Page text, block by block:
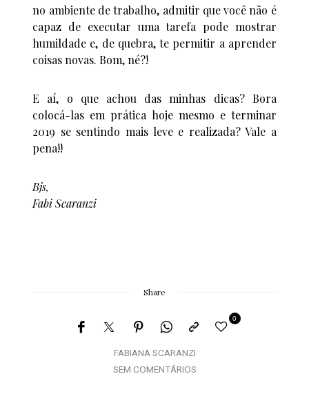
no ambiente de trabalho, admitir que você não é
capaz de executar uma tarefa pode mostrar
humildade e, de quebra, te permitir a aprender
coisas novas. Bom, né?!
E aí, o que achou das minhas dicas? Bora
colocá-las em prática hoje mesmo e terminar
2019 se sentindo mais leve e realizada? Vale a
pena!!
Bjs,
Fabi Scaranzi
Share
FABIANA SCARANZI
0
SEM COMENTÁRIOS